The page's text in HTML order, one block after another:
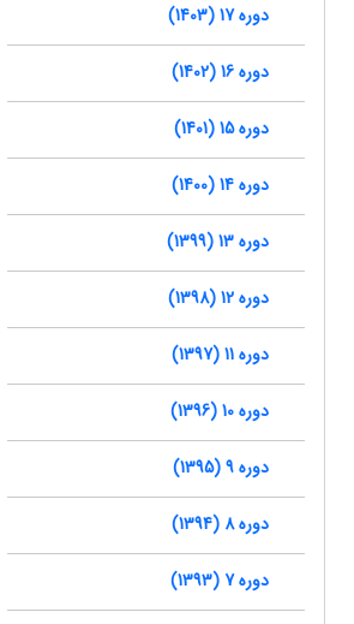
دوره 17 (1403)
دوره 16 (1402)
دوره 15 (1401)
دوره 14 (1400)
دوره 13 (1399)
دوره 12 (1398)
دوره 11 (1397)
دوره 10 (1396)
دوره 9 (1395)
دوره 8 (1394)
دوره 7 (1393)